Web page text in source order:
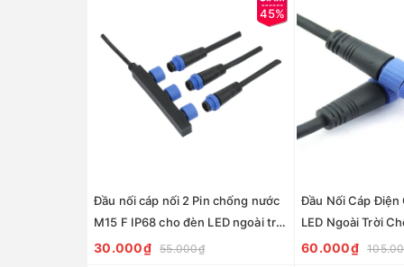
45%
Đầu nối cáp nối 2 Pin chống nước
M15 F IP68 cho đèn LED ngoài trời
- Linh Kiện đèn led Zalaa
30.000₫ 55.000₫
Đầu Nối Cáp Điện
LED Ngoài Trời
Cáp M15 2PIN
60.000₫